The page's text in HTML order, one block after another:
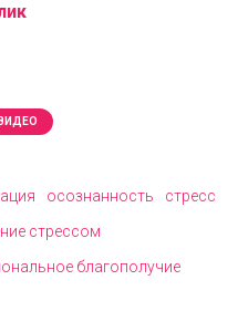
ВИДЕО
осознанность
стресс
стрессом
благополучие